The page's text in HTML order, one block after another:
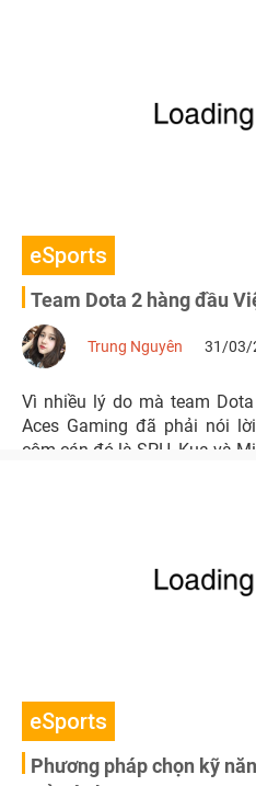
eSports
Team Dota 2 hàng đầu
Trung Nguyên 31/03/
Vì nhiều lý do mà team
Aces Gaming đã phải nói
cộm cán đó là SPH, Kua và
eSports
Phương pháp chọn kỹ